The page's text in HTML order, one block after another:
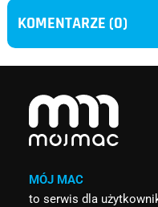
KOMENTARZE (0)
MÓJ MAC
to serwis dla